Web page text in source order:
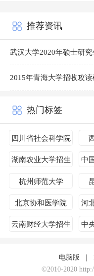
推荐资讯
武汉大学2020年硕士研
2015年青海大学招收攻
热门标签
四川省社会科学院
湖南农业大学招生
中
杭州师范大学
北京协和医学院 河
云南财经大学招生
中
电脑版 ｜
©2010-2020